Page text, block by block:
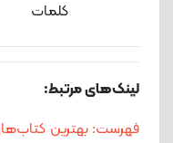
کلمات
لینک‌های مرتبط: